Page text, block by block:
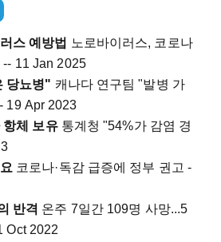
스 예방법
노로바이러스, 코로나
-- 11 Jan 2025
당뇨병" 캐나다 연구팀 "발병 가
19 Apr 2023
항체 보유통계청 "54%가 감염 경
코로나·독감 급증에 정부 권고 -
반격 온주 7일간 109명 사망...5
Oct 2022